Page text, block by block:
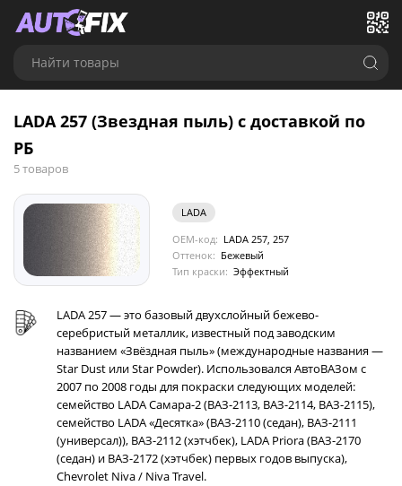
Найти товары
LADA 257 (Звездная пыль) с доставкой по
РБ
5 товаров
LADA
OEM-код: LADA 257, 257
Оттенок: Бежевый
Тип краски: Эффектный
LADA 257 — это базовый двухслойный бежево-
серебристый металлик, известный под заводским
названием «Звёздная пыль» (международные названия —
Star Dust или Star Powder). Использовался АвтоВАЗом с
2007 по 2008 годы для покраски следующих моделей:
семейство LADA Самара-2 (ВАЗ-2113, ВАЗ-2114, ВАЗ-2115),
семейство LADA «Десятка» (ВАЗ-2110 (седан), ВАЗ-2111
(универсал)), ВАЗ-2112 (хэтчбек), LADA Priora (ВАЗ-2170
(седан) и ВАЗ-2172 (хэтчбек) первых годов выпуска),
Chevrolet Niva / Niva Travel.